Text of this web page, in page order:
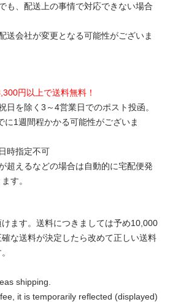
も、配送上の事情で対応できない場合
送会社が変更となる可能性がございま
円以上で送料無料！
日を除く3～4営業日でのポスト投函。
に1週間程かかる可能性がございま
時指定不可
超えるなどの場合は自動的に宅配便発
す。
ます。送料につきましては予め10,000
な送料が決定したら改めて正しい送料
shipping.
it is temporarily reflected (displayed)